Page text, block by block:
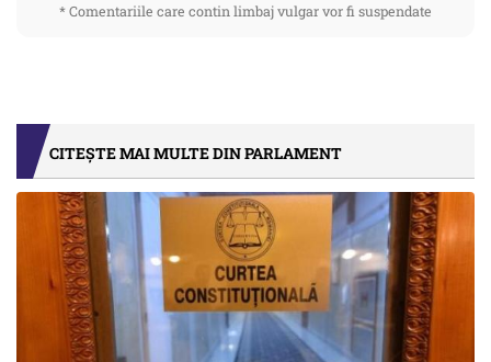
* Comentariile care contin limbaj vulgar vor fi suspendate
CITEȘTE MAI MULTE DIN PARLAMENT